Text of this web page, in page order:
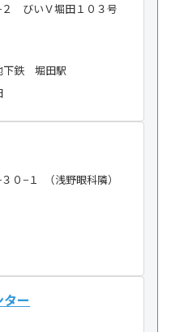
２ びいＶ堀田１０３号
鉄 堀田駅
０−１ （浅野眼科隣）
ー